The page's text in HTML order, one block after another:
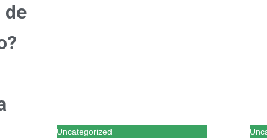
de
Uncategorized